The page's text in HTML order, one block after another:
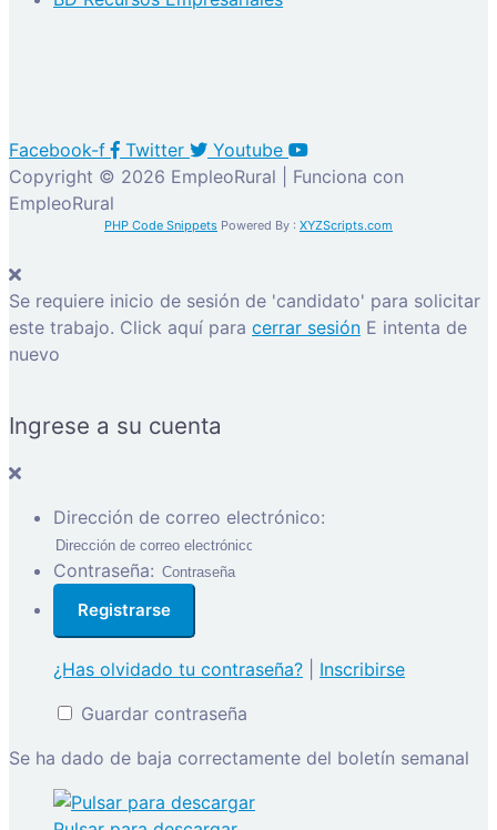
Facebook-f Twitter
Youtube
Copyright © 2026 EmpleoRural | Funciona con
EmpleoRural
PHP Code Snippets Powered By : XYZScripts.com
Se requiere inicio de sesión de 'candidato' para solicitar
este trabajo. Click aquí para cerrar sesión E intenta de
nuevo
Ingrese a su cuenta
Dirección de correo electrónico:
Contraseña:
¿Has olvidado tu contraseña?
Inscribirse
Guardar contraseña
Se ha dado de baja correctamente del boletín semanal